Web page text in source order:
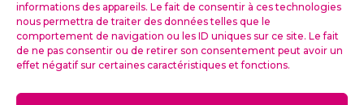
informations des appareils. Le fait de consentir à ces technologies
nous permettra de traiter des données telles que le
comportement de navigation ou les ID uniques sur ce site. Le fait
de ne pas consentir ou de retirer son consentement peut avoir un
effet négatif sur certaines caractéristiques et fonctions.
septembre 2022